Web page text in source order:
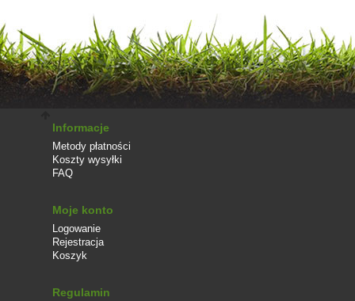
Informacje
Metody płatności
Koszty wysyłki
FAQ
Moje konto
Logowanie
Rejestracja
Koszyk
Regulamin